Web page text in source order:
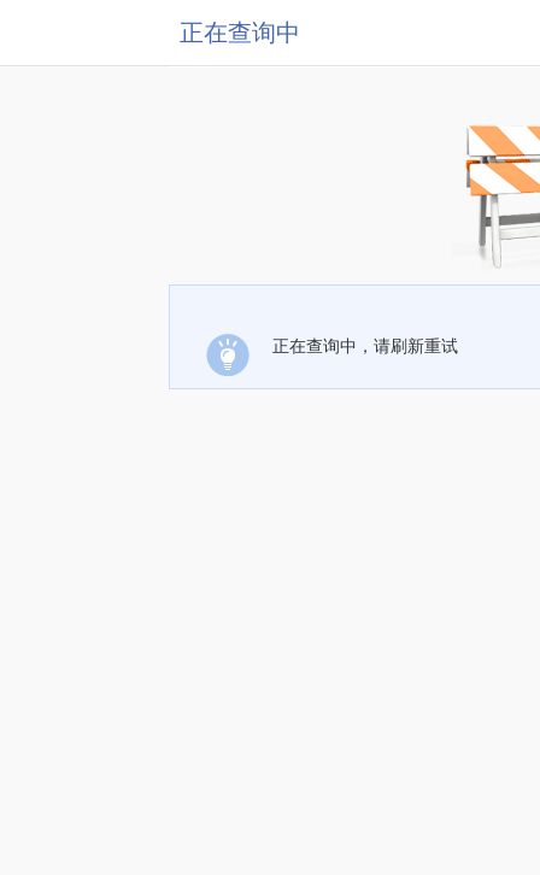
正在查询中
正在查询中，请刷新重试